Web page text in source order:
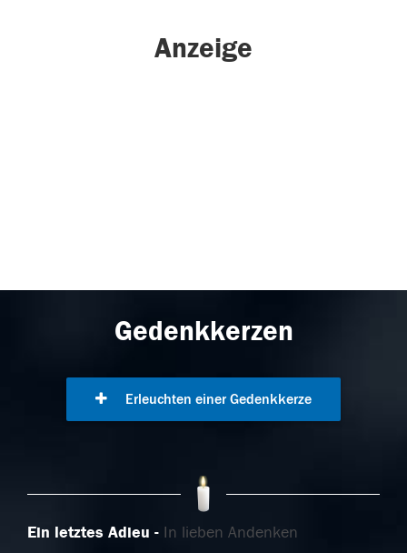
Anzeige
Gedenkkerzen
Erleuchten einer Gedenkkerze
Ein letztes Adieu In lieben Andenken